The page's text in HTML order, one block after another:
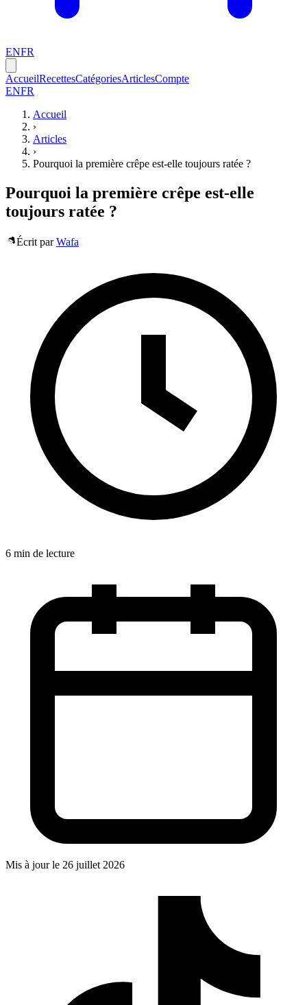
ENFR
AccueilRecettesCatégoriesArticlesCompte
ENFR
Accueil
›
Articles
›
Pourquoi la première crêpe est-elle toujours ratée ?
Pourquoi la première crêpe est-elle
toujours ratée ?
Écrit parWafa
6 min de lecture
Mis à jour le 26 juillet 2026